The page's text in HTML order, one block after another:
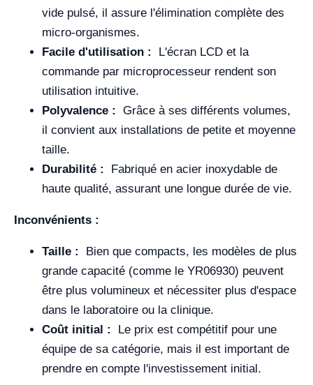
vide pulsé, il assure l'élimination complète des
micro-organismes.
Facile d'utilisation :
L'écran LCD et la
commande par microprocesseur rendent son
utilisation intuitive.
Polyvalence :
Grâce à ses différents volumes,
il convient aux installations de petite et moyenne
taille.
Durabilité :
Fabriqué en acier inoxydable de
haute qualité, assurant une longue durée de vie.
Inconvénients :
Taille :
Bien que compacts, les modèles de plus
grande capacité (comme le YR06930) peuvent
être plus volumineux et nécessiter plus d'espace
dans le laboratoire ou la clinique.
Coût initial :
Le prix est compétitif pour une
équipe de sa catégorie, mais il est important de
prendre en compte l'investissement initial.